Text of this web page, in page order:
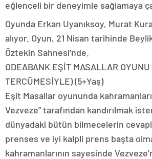
eğlenceli bir deneyimle sağlamaya
Oyunda Erkan Uyanıksoy, Murat
alıyor. Oyun, 21 Nisan tarihinde
Öztekin Sahnesi’nde.
ODEABANK EŞİT MASALLAR
TERCÜMESİYLE) (5+Yaş)
Eşit Masallar oyununda
Vezveze” tarafından kandırılmak
dünyadaki bütün bilmecelerin
prenses ve iyi kalpli prens başta
kahramanlarının sayesinde